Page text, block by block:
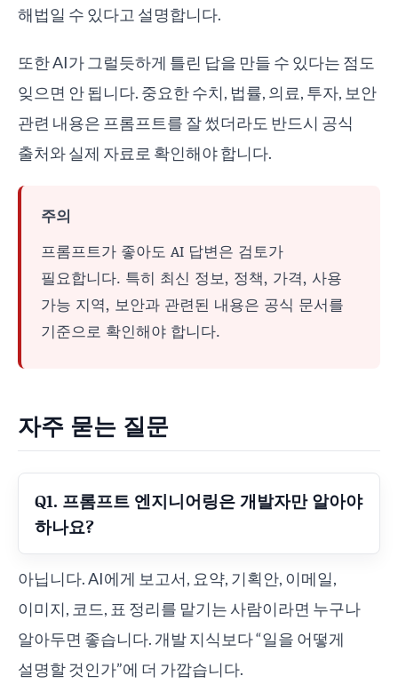
해법일 수 있다고 설명합니다.
또한 AI가 그럴듯하게 틀린 답을 만들 수 있다는 점도
잊으면 안 됩니다. 중요한 수치, 법률, 의료, 투자, 보안
관련 내용은 프롬프트를 잘 썼더라도 반드시 공식
출처와 실제 자료로 확인해야 합니다.
주의
프롬프트가 좋아도 AI 답변은 검토가
필요합니다. 특히 최신 정보, 정책, 가격, 사용
가능 지역, 보안과 관련된 내용은 공식 문서를
기준으로 확인해야 합니다.
자주 묻는 질문
Q1. 프롬프트 엔지니어링은 개발자만 알아야
하나요?
아닙니다. AI에게 보고서, 요약, 기획안, 이메일,
이미지, 코드, 표 정리를 맡기는 사람이라면 누구나
알아두면 좋습니다. 개발 지식보다 “일을 어떻게
설명할 것인가”에 더 가깝습니다.